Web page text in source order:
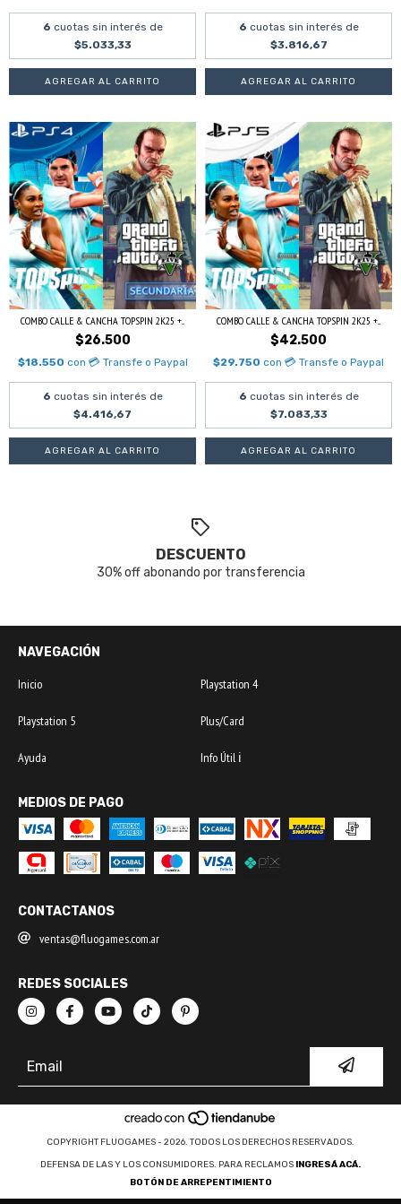
6 cuotas sin interés de
$5.033,33
6 cuotas sin interés de
$3.816,67
COMBO CALLE & CANCHA TOPSPIN 2K25 +...
$26.500
$18.550 con 💳 Transfe o Paypal
6 cuotas sin interés de
$4.416,67
COMBO CALLE & CANCHA TOPSPIN 2K25 +...
$42.500
$29.750 con 💳 Transfe o Paypal
6 cuotas sin interés de
$7.083,33
DESCUENTO
30% off abonando por transferencia
NAVEGACIÓN
Inicio Playstation 4
Playstation 5 Plus/Card
Ayuda Info Útil ℹ️
MEDIOS DE PAGO
CONTACTANOS
ventas@fluogames.com.ar
REDES SOCIALES
COPYRIGHT FLUOGAMES - 2026. TODOS LOS DERECHOS RESERVADOS.
DEFENSA DE LAS Y LOS CONSUMIDORES. PARA RECLAMOS INGRESÁ ACÁ.
BOTÓN DE ARREPENTIMIENTO